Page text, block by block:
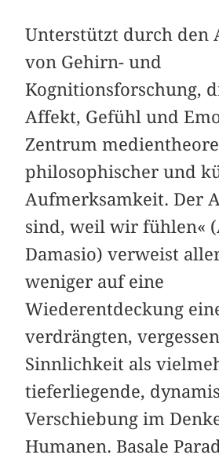
Unterstützt durch den
von Gehirn- und
Kognitionsforschung,
Affekt, Gefühl und
Zentrum
philosophischer und
Aufmerksamkeit. Der
sind, weil wir fühlen«
Damasio) verweist
weniger auf eine
Wiederentdeckung
verdrängten,
Sinnlichkeit als
tieferliegende,
Verschiebung im
Humanen. Basale